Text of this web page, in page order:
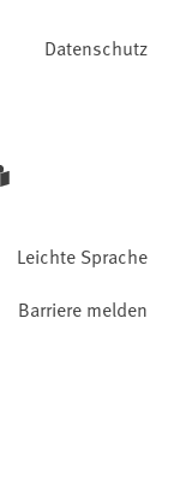
Datenschutz
Leichte Sprache
Barriere melden